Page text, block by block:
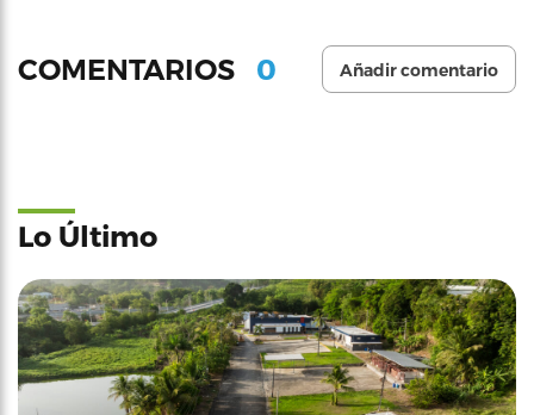
COMENTARIOS 0 Añadir comentario
Lo Último